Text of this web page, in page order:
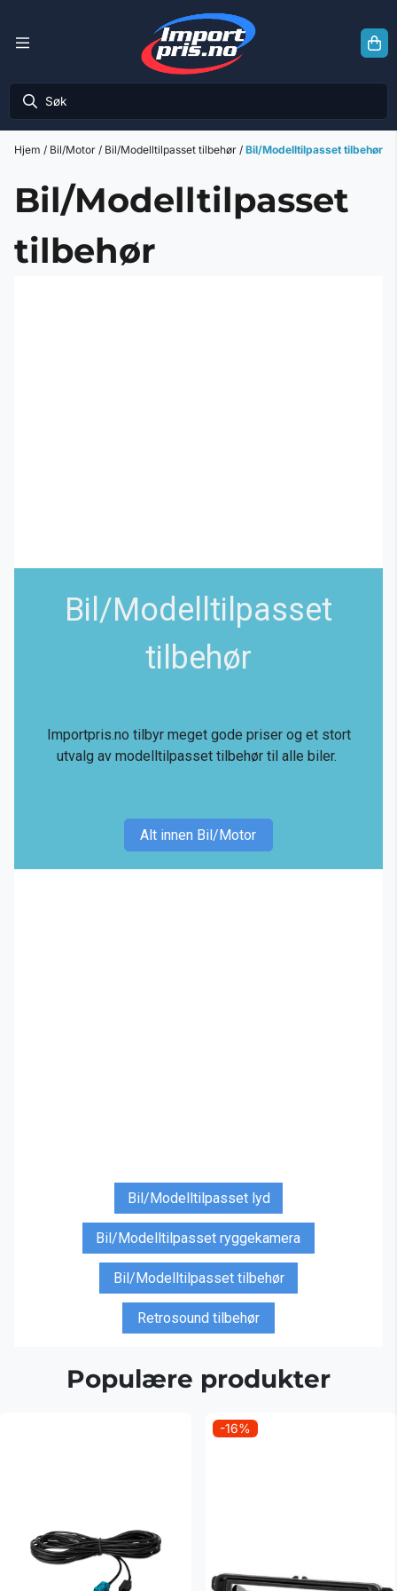
Hjem / Bil/Motor / Bil/Modelltilpasset tilbehør / Bil/Modelltilpasset tilbehør
Bil/Modelltilpasset
tilbehør
Bil/Modelltilpasset
tilbehør
Importpris.no tilbyr meget gode priser og et stort
utvalg av modelltilpasset tilbehør til alle biler.
Alt innen Bil/Motor
Bil/Modelltilpasset lyd
Bil/Modelltilpasset ryggekamera
Bil/Modelltilpasset tilbehør
Retrosound tilbehør
Populære produkter
-16%